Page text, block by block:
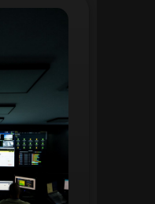
videowall
não
de